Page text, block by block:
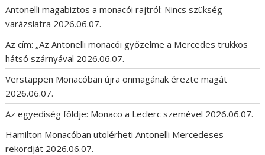
Antonelli magabiztos a monacói rajtról: Nincs szükség
varázslatra 2026.06.07.
Az cím: „Az Antonelli monacói győzelme a Mercedes trükkös
hátsó szárnyával 2026.06.07.
Verstappen Monacóban újra önmagának érezte magát
2026.06.07.
Az egyediség földje: Monaco a Leclerc szemével 2026.06.07.
Hamilton Monacóban utolérheti Antonelli Mercedeses
rekordját 2026.06.07.